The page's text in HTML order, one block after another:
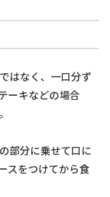
はなく、一口分ず
ーキなどの場合
部分に乗せて口に
スをつけてから食